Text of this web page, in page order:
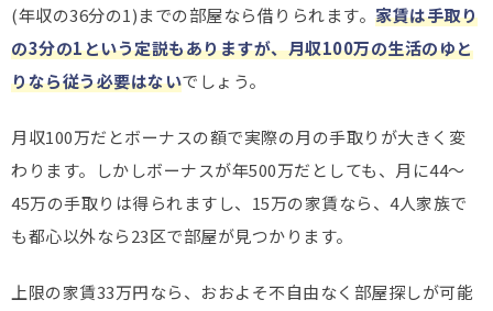
(年収の36分の1)までの部屋なら借りられます。 家賃は手取り
の3分の1という定説もありますが、月収100万の生活のゆと
りなら従う必要はないでしょう。
月収100万だとボーナスの額で実際の月の手取りが大きく変
わります。しかしボーナスが年500万だとしても、月に44～
45万の手取りは得られますし、15万の家賃なら、4人家族で
も都心以外なら23区で部屋が見つかります。
上限の家賃33万円なら、おおよそ不自由なく部屋探しが可能